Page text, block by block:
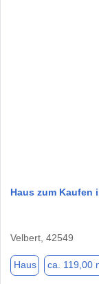
Haus zum Kaufen
Velbert, 42549
Haus ca. 119,00